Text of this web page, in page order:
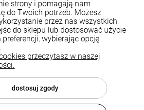
Pomoc
Moje konto
Płatności i dostawa
Informacje
strony i pomagają nam
do Twoich potrzeb. Możesz
przez nas wszystkich
do sklepu lub dostosować użycie
wybierając opcję
przeczytasz w naszej
dostosuj zgody